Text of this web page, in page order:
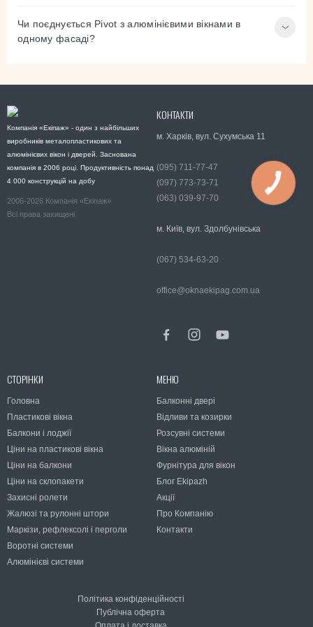
Чи поєднується Pivot з алюмінієвими вікнами в
одному фасаді?
Компанія «Екіпаж» - один з найбільших
виробників металопластикових та
алюмінієвих вікон і дверей. Заснована
компанія в 2006 році. Продуктивність понад
4 000 конструкцій на добу
2006-2026 Компанія «Екіпаж»
Всі права захищені
СТОРІНКИ
Головна
Пластикові вікна
Балкони і лоджії
Ціни на пластикові вікна
Ціни на балкони
Ціни на склопакети
Захисні ролети
Жалюзі та рулонні штори
Маркізи, рефлексолі і перголи
Воротні системи
Алюмінієві системи
МЕНЮ
Балконні двері
Відливи та козирки
Розсувні системи
Вікна алюміній
Фурнітура для вікон
Блог Ekipazh
Акції
Про Компанію
Контакти
КОНТАКТИ
м. Харків, вул. Сухумська 11
(095) 711-77-47
(097) 773-73-71
(063) 039-97-70
м. Київ, вул. Здолбунівська
(067) 534-63-20
office@oknaekipag.com.ua
Політика конфіденційності
Публічна оферта